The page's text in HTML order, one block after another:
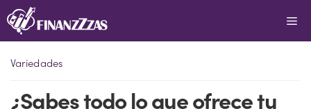
Saltar
al
Variedades
¿Sabes todo lo que ofrece tu